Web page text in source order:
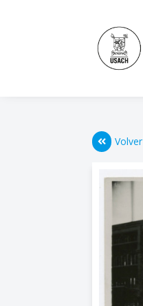
Volver